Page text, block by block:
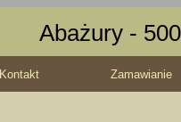
Abażury -
Kontakt Zamawianie